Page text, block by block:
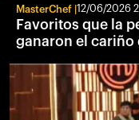
MasterChef 12/06/2026
Favoritos que la
ganaron el cariño